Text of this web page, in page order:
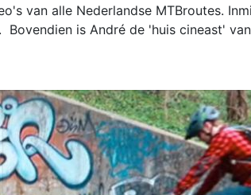
van alle Nederlandse MTBroutes.
is André de 'huis cineast'